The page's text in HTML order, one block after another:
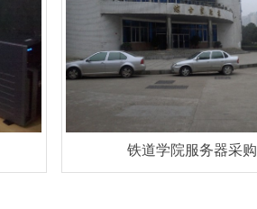
铁道学院服务器采购